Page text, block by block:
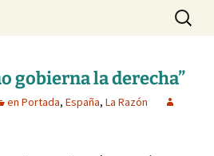
Buscar:
gobierna la derecha”
en Portada, España, La Razón